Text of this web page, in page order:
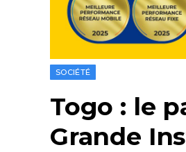
SOCIÉTÉ
Togo : le
Grande